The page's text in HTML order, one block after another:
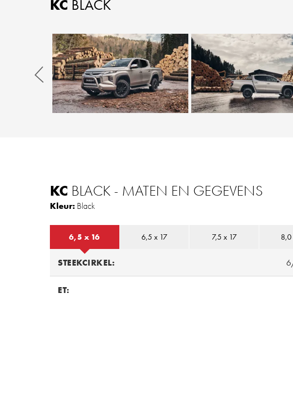
KC BLACK
Zurück
KC BLACK - MATEN EN GEGEVENS
Kleur: Black
6,5 x 16 6,5 x 17 7,5 x 17
STEEKCIRKEL:
ET: